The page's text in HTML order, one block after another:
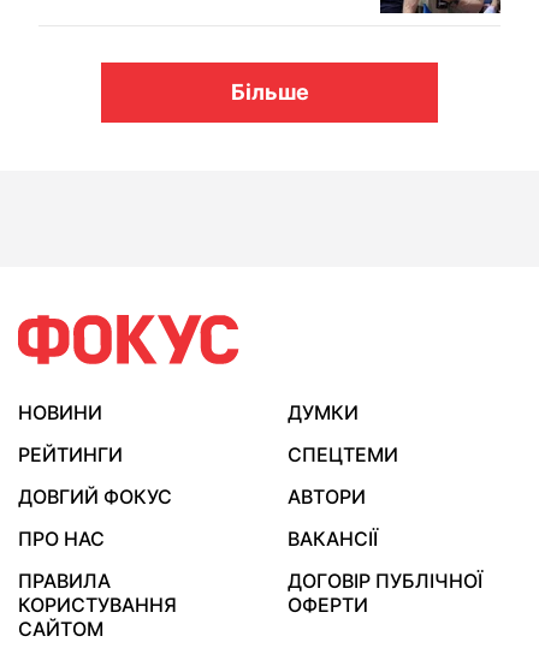
Більше
НОВИНИ
ДУМКИ
РЕЙТИНГИ
СПЕЦТЕМИ
ДОВГИЙ ФОКУС
АВТОРИ
ПРО НАС
ВАКАНСІЇ
ПРАВИЛА
КОРИСТУВАННЯ
САЙТОМ
ДОГОВІР ПУБЛІЧНОЇ
ОФЕРТИ